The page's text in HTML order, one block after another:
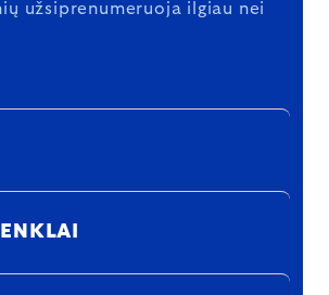
užsiprenumeruoja ilgiau nei